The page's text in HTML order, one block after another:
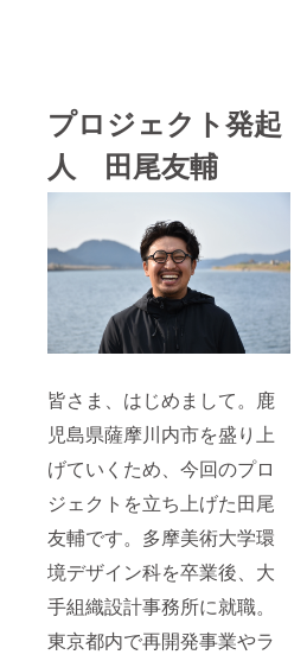
プロジェクト発起
人 田尾友輔
皆さま、はじめまして。鹿
児島県薩摩川内市を盛り上
げていくため、今回のプロ
ジェクトを立ち上げた田尾
友輔です。多摩美術大学環
境デザイン科を卒業後、大
手組織設計事務所に就職。
東京都内で再開発事業やラ